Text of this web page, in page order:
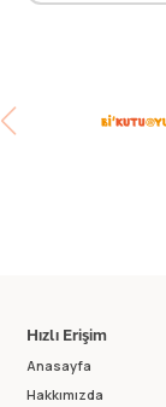
Hızlı Erişim
Anasayfa
Hakkımızda